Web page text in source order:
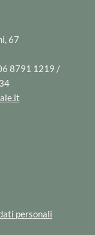
67
8791 1219 /
personali